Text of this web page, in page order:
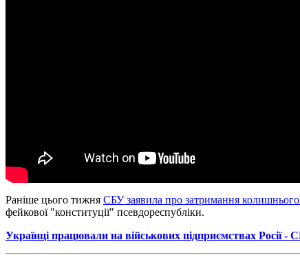
Раніше цього тижня СБУ заявила про затримання
фейкової "конституції" псевдореспубліки.
Українці працювали на військових підприємствах Росії -